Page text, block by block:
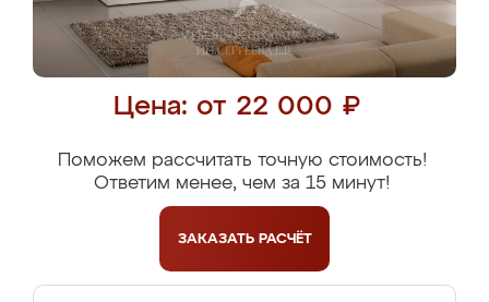
Цена: от 22 000 ₽
Поможем рассчитать точную стоимость!
Ответим менее, чем за 15 минут!
ЗАКАЗАТЬ РАСЧЁТ